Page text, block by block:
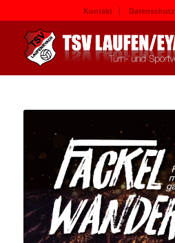
Kontakt Datenschutz